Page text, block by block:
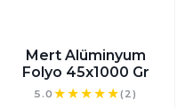
Mert Alüminyum
Folyo 45x1000 Gr
5.0 (2)